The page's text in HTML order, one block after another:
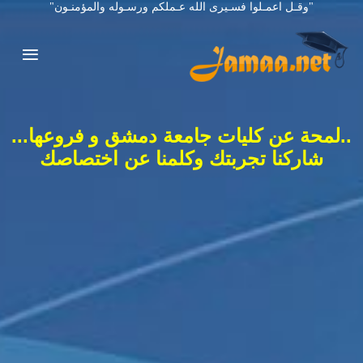
"وقـل اعمـلوا فسـيرى الله عـملكم ورسـوله والمؤمنـون"
..لمحة عن كليات جامعة دمشق و فروعها...
شاركنا تجربتك وكلمنا عن اختصاصك